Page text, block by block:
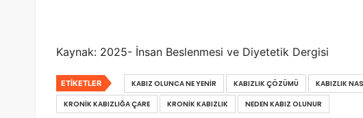
Kaynak: 2025- İnsan Beslenmesi ve Diyetetik Dergisi
ETIKETLER KABIZ OLUNCA NE YENIR KABIZLIK ÇÖZÜMÜ KABIZLIK
KRONIK KABIZLIĞA ÇARE
KRONIK KABIZLIK NEDEN KABIZ OLUNUR